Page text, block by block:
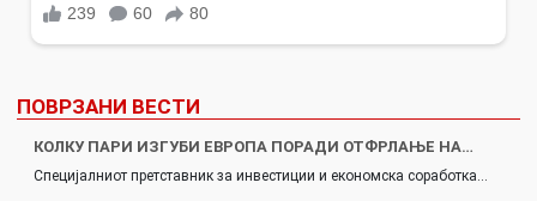
ПОВРЗАНИ ВЕСТИ
КОЛКУ ПАРИ ИЗГУБИ ЕВРОПА ПОРАДИ ОТФРЛАЊЕ НА…
Специјалниот претставник за инвестиции и економска соработка…